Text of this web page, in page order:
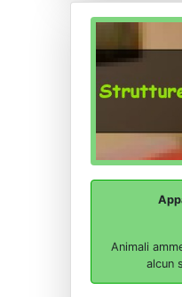
Animali
alcun